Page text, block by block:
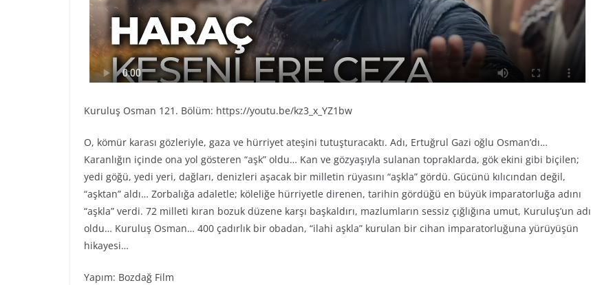
Kuruluş Osman 121. Bölüm: https://youtu.be/kz3_x_YZ1bw
O, kömür karası gözleriyle, gaza ve hürriyet ateşini tutuşturacaktı. Adı, Ertuğrul Gazi oğlu Osman’dı…
Karanlığın içinde ona yol gösteren “aşk” oldu… Kan ve gözyaşıyla sulanan topraklarda, gök ekini gibi biçilen;
yedi göğü, yedi yeri, dağları, denizleri aşacak bir milletin rüyasını “aşkla” gördü. Gücünü kılıcından değil,
“aşktan” aldı… Zorbalığa adaletle; köleliğe hürriyetle direnen, tarihin gördüğü en büyük imparatorluğa adını
“aşkla” verdi. 72 milleti kıran bozuk düzene karşı başkaldırı, mazlumların sessiz çığlığına umut, Kuruluş’un adı
oldu… Kuruluş Osman… 400 çadırlık bir obadan, “ilahi aşkla” kurulan bir cihan imparatorluğuna yürüyüşün
hikayesi…
Yapım: Bozdağ Fi̇lm